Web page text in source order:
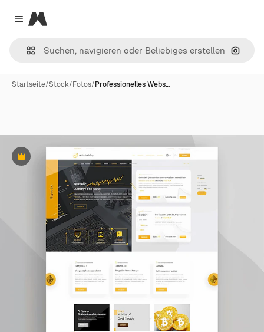
Close menu
Magnific
Nach
Startseite/Stock/Fotos/Professionelles Webs…
Premium